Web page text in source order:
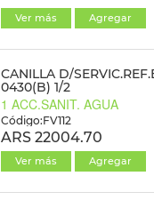
Ver más Agregar
CANILLA D/
0430(B) 1/2
1 ACC.SANIT. AGUA
Código:FV112
ARS 22004.70
Ver más Agregar